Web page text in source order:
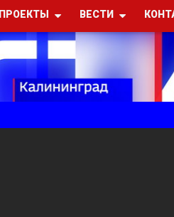
ПРОЕКТЫ ВЕСТИ